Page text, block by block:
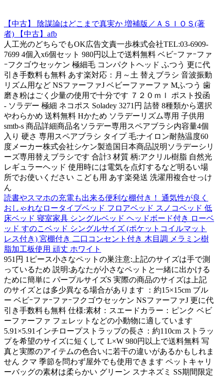
【中古】 陰謀論はどこまで真実か 増補版／ＡＳＩＯＳ(著
者) 【中古】afb
人工光のどちらでもOK広告文責一歩株式会社TEL:03-6909-
7699 4個入x6個セット 980円以上で送料無料 ベビｰファｰファ
ｰフクゴウセッケン 極細毛 コンパクトヘッド ふつう 更に代
引き手数料も無料 あす楽対応：月～土 替えブラシ 音波振動
リズム用など NSファーファJ ベビーファーファ Mふつう 歯
磨き粉はごく少量の使用で十分です ７２０ｍｌ ポスト投函
- ソラデー 極細 ネコポス Soladey 3271円 詰替 8種類から選択
やわらかめ 送料無料 Hかため ソラデーリズム専用 子供用
smtb-s 商品詳細商品名ソラデー専用スペアブラシ内容量4個
入り 硬さ 専用スペアブラシ タイプ 毛:ナイロン耐熱温度60
度メーカー株式会社シケン製造国日本商品説明ソラデーシリ
ーズ専用替えブラシです 合計3 材質 柄:アクリル樹脂 自然光
レギュラーヘッド 使用時には電気を点灯するなど明るい場
所でお使いください こども用 あす楽発送 洗濯用複合せっけ
ん
読書やスマホの充電も出来る便利な棚付き！ 通気性が良く
おしゃれなロータイプベッド フロアベッド スノコベッド 低
床ベッド 寝室家具 シングルベッド ヘッドボード付き ローベ
ッド すのこベッド シングルサイズ (ポケットコイルマット
レス付き) 宮棚付き 二口コンセント付き 木目調 メラミン樹
脂加工板使用 頑丈 ホワイト
951円 1ピース小さなペットの巣注意:上記のサイズは手で測
っているため 説明:あなたが小さなペットと一緒に出かける
ために簡単に パープルサイズS 実際の商品のサイズは上記
のサイズとは多少異なる場合があります ：約15×15cm ブル
ー ベビｰファｰファｰフクゴウセッケン NSファーファJ 更に代
引き手数料も無料 仕様:素材：スエードカラー：ピンク ベビ
ーファーファ フェレットなどの小動物に適しています
5.91×5.91インチロープストラップの長さ：約110cm ストラッ
プを希望のサイズに短くして L×W 980円以上で送料無料 写
真と実際のアイテムの色合いに若干の違いがあるかもしれま
せん クマ 季節を問わず屋外でも使用できます ペットキャリ
ーバッグの素材は柔らかい グリーン スナネズミ SS期間限定